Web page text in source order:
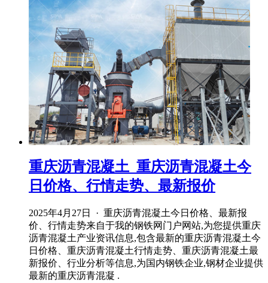
重庆沥青混凝土_重庆沥青混凝土今
日价格、行情走势、最新报价
2025年4月27日 · 重庆沥青混凝土今日价格、最新报
价、行情走势来自于我的钢铁网门户网站,为您提供重庆
沥青混凝土产业资讯信息,包含最新的重庆沥青混凝土今
日价格、重庆沥青混凝土行情走势、重庆沥青混凝土最
新报价、行业分析等信息,为国内钢铁企业,钢材企业提供
最新的重庆沥青混凝 .